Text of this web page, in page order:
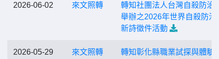
2026-06-02 來文照轉
轉知社團法人台灣自殺防治
舉辦之2026年世界自殺防治
新詩徵件活動
2026-05-29 來文照轉
轉知彰化縣職業試探與體驗